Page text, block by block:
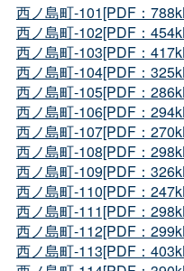
西ノ島町-101[PDF：
西ノ島町-102[PDF：
西ノ島町-103[PDF：
西ノ島町-104[PDF：
西ノ島町-105[PDF：
西ノ島町-106[PDF：
西ノ島町-107[PDF：
西ノ島町-108[PDF：
西ノ島町-109[PDF：
西ノ島町-110[PDF：
西ノ島町-111[PDF：
西ノ島町-112[PDF：
西ノ島町-113[PDF：